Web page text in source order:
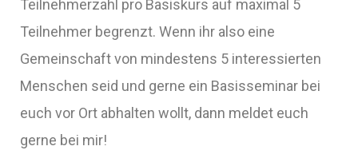
Teilnehmerzahl pro Basiskurs auf maximal 5
Teilnehmer begrenzt. Wenn ihr also eine
Gemeinschaft von mindestens 5 interessierten
Menschen seid und gerne ein Basisseminar bei
euch vor Ort abhalten wollt, dann meldet euch
gerne bei mir!